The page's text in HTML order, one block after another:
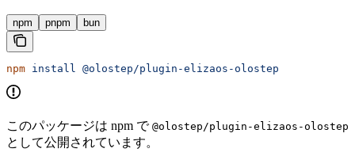
npm pnpm bun
npm install @olostep/plugin-elizaos-olostep
このパッケージは npm で @olostep/plugin-elizaos-olostep
として公開されています。